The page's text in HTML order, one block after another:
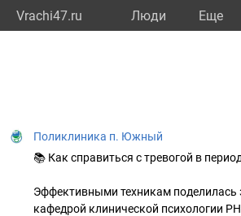
Vrachi47.ru Люди Eще
Поликлиника п. Южный
📚 Как справиться с тревогой в
Эффективными техникам
кафедрой клинической психологии